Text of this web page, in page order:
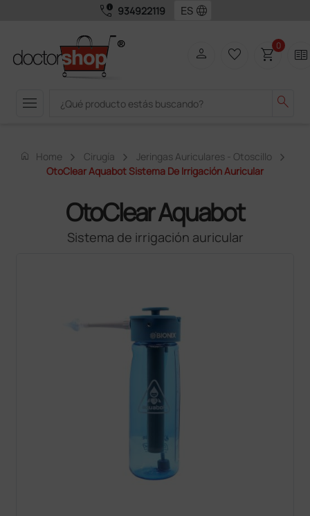
call_quality 934922119 language
menu search
person favorite_border shopping_cart0 two_pager
home Home Cirugía
Jeringas Auriculares - Otoscillo
OtoClear Aquabot Sistema De Irrigación Auricular
OtoClear Aquabot
Sistema de irrigación auricular